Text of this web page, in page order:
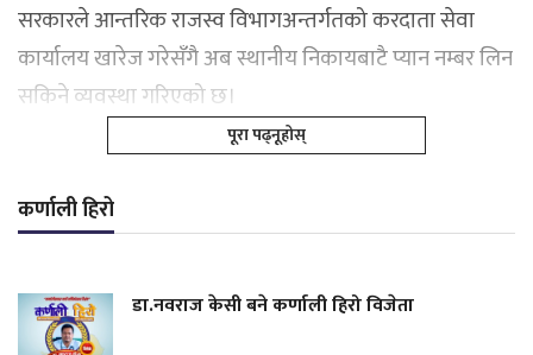
सरकारले आन्तरिक राजस्व विभागअन्तर्गतको करदाता सेवा
कार्यालय खारेज गरेसँगै अब स्थानीय निकायबाटै प्यान नम्बर लिन
सकिने व्यवस्था गरिएको छ।
पूरा पढ्नूहोस्
कर्णाली हिरो
डा.नवराज केसी बने कर्णाली हिरो विजेता